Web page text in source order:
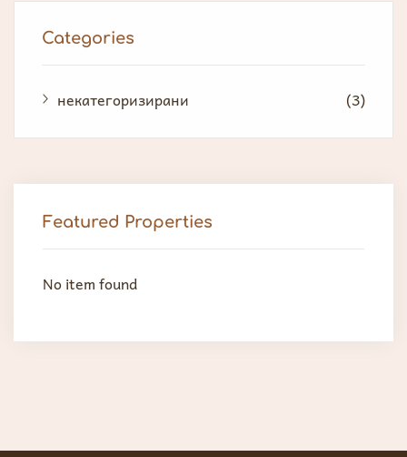
Categories
некатегоризирани (3)
Featured Properties
No item found